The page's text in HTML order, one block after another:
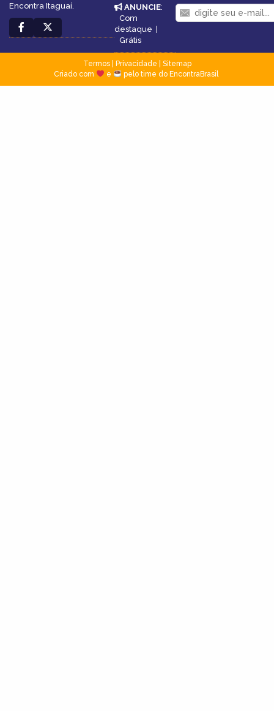
Encontra Itaguaí.
ANUNCIE:
Com
destaque
Grátis
Termos| Privacidade
Sitemap
Criado com
e pelo time do EncontraBrasil